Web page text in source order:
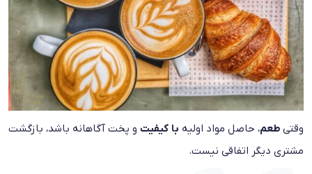
وقتیطعم، حاصل مواد اولیه با کیفیتو پخت آگاهانه باشد، بازگشت
مشتری دیگر اتفاقی نیست.